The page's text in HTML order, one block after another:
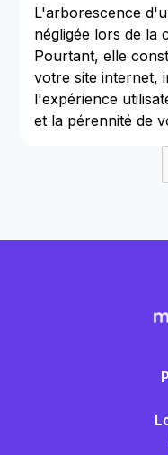
L'arborescence
négligée lors de la
Pourtant, elle
votre site internet,
l'expérience
et la pérennité de